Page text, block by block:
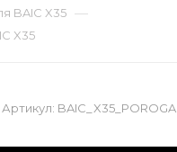
BAIC X35 —
X35
Артикул: BAIC_X35_POROGA